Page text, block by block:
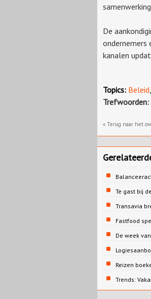
De
ondernemers
kanalen
Topics: Beleid
Trefwoorden:
« Terug naar het
Te gast bij
Transavia
Fastfood
De week
Reizen
Trends: